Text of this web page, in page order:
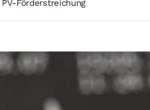
Förderstreichung